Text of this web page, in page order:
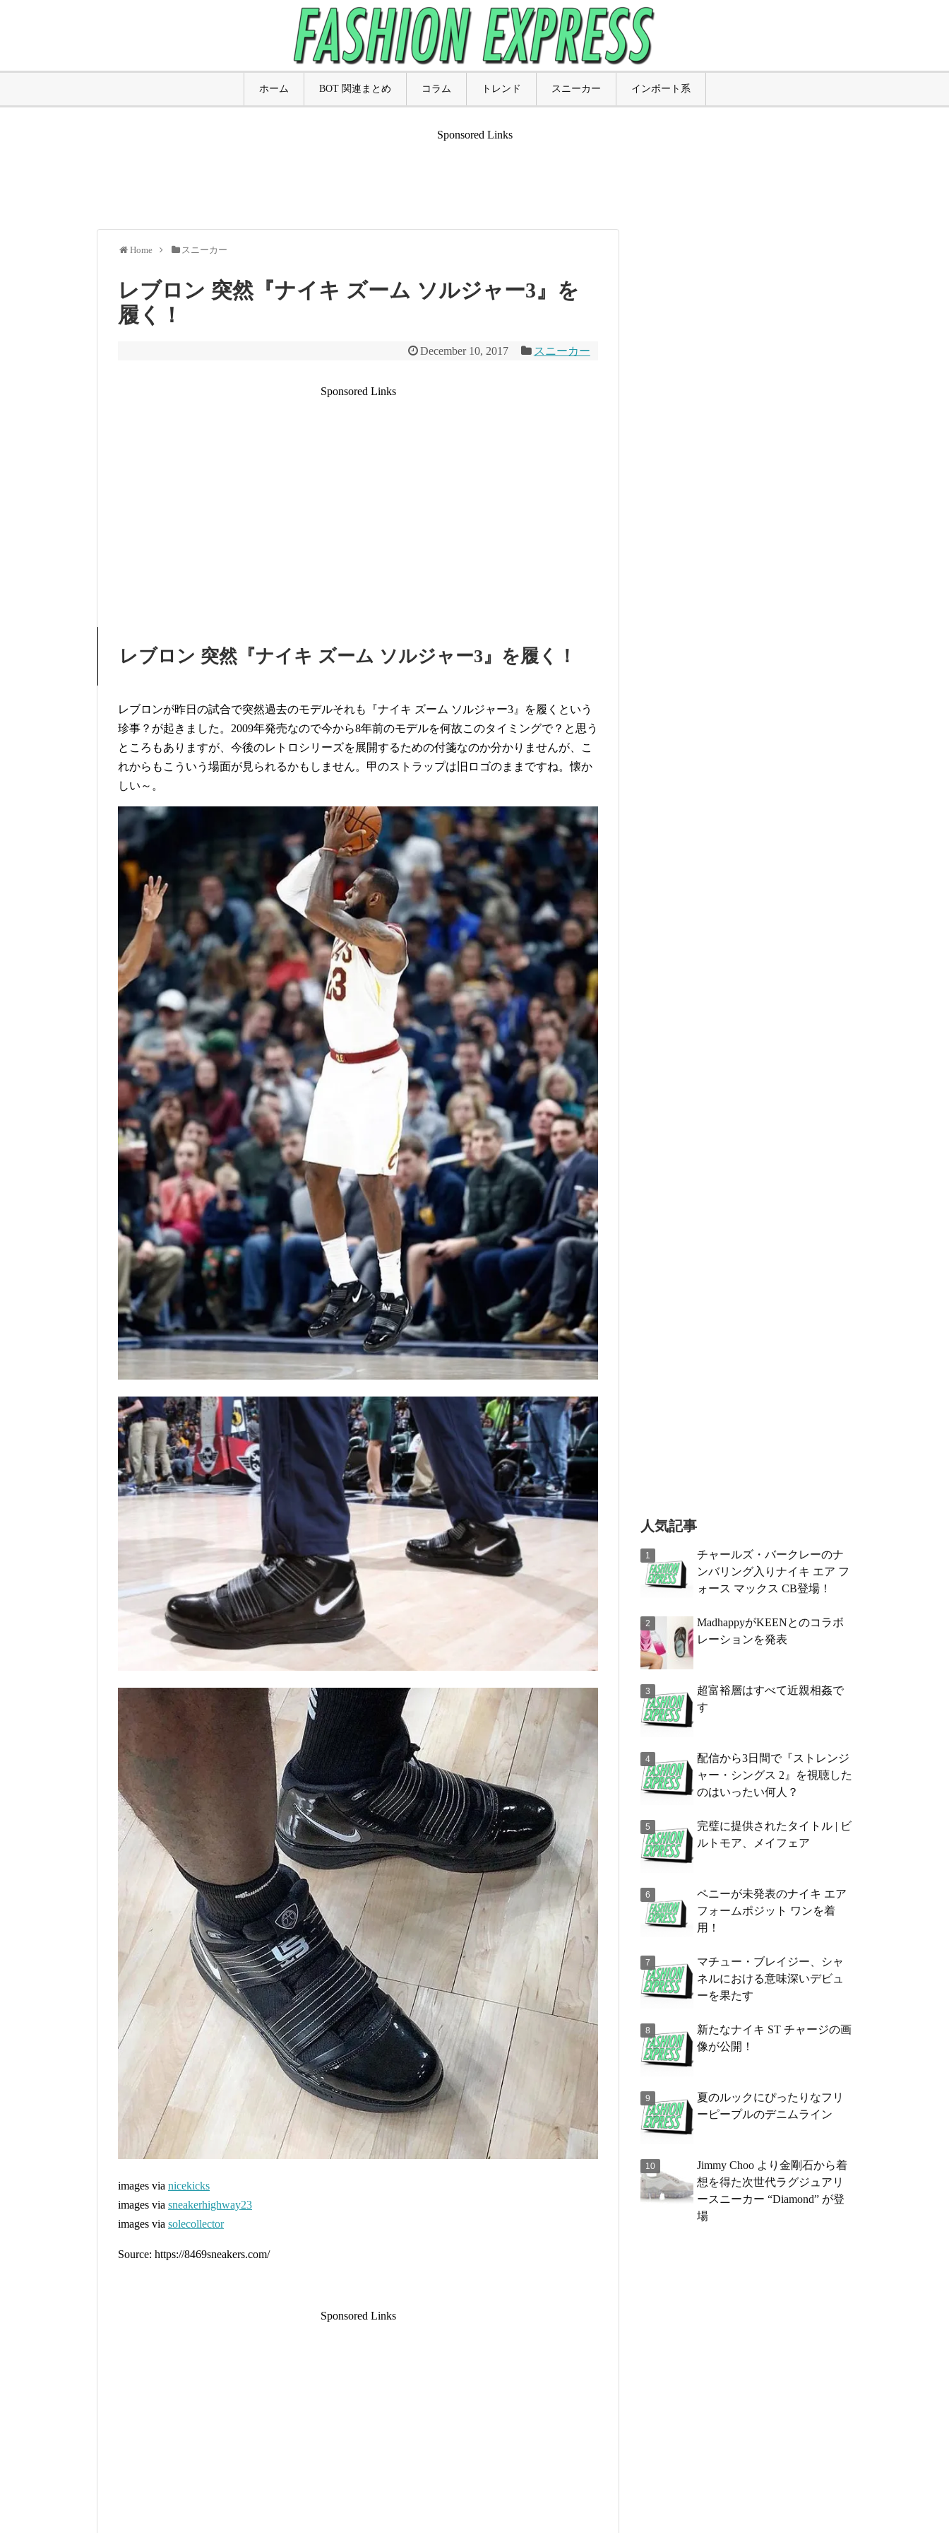
ホーム BOT 関連まとめ コラム トレンド スニーカー インポート系
Sponsored Links
Home スニーカー
レブロン 突然『ナイキ ズーム ソルジャー3』を
履く！
December 10, 2017 スニーカー
Sponsored Links
レブロン 突然『ナイキ ズーム ソルジャー3』を履く！
レブロンが昨日の試合で突然過去のモデルそれも『ナイキ ズーム ソルジャー3』を履くという
珍事？が起きました。2009年発売なので今から8年前のモデルを何故このタイミングで？と思う
ところもありますが、今後のレトロシリーズを展開するための付箋なのか分かりませんが、こ
れからもこういう場面が見られるかもしません。甲のストラップは旧ロゴのままですね。懐か
しい～。
images via nicekicks
images via sneakerhighway23
images via solecollector
Source: https://8469sneakers.com/
Sponsored Links
人気記事
チャールズ・バークレーのナ
ンバリング入りナイキ エア フ
ォース マックス CB登場！
MadhappyがKEENとのコラボ
レーションを発表
超富裕層はすべて近親相姦で
す
配信から3日間で『ストレンジ
ャー・シングス 2』を視聴した
のはいったい何人？
完璧に提供されたタイトル | ビ
ルトモア、メイフェア
ペニーが未発表のナイキ エア
フォームポジット ワンを着
用！
マチュー・ブレイジー、シャ
ネルにおける意味深いデビュ
ーを果たす
新たなナイキ ST チャージの画
像が公開！
夏のルックにぴったりなフリ
ーピープルのデニムライン
Jimmy Choo より金剛石から着
想を得た次世代ラグジュアリ
ースニーカー “Diamond” が登
場